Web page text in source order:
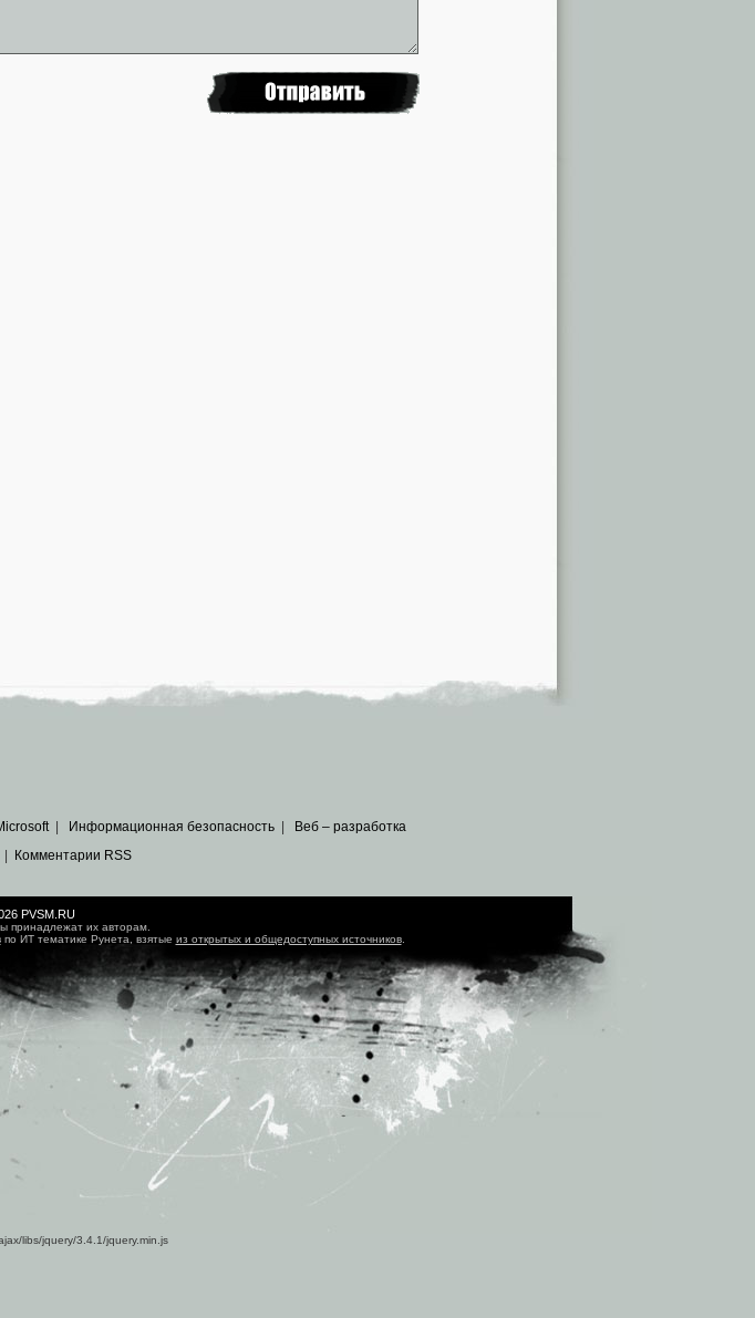
| Информационная безопасность
Веб – разработка
Комментарии RSS
PVSM.RU
принадлежат их авторам.
по ИТ тематике Рунета, взятые из открытых и общедоступных источников.
libs/jquery/3.4.1/jquery.min.js